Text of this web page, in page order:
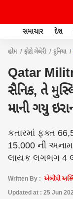
સમાચાર દેશ
હોમ ફોટો ગેલેરી દુનિયા
Qatar
સૈનિક, તે
માની ગયુ
કતારમાં ફક્ત
15,000 ની
લાયક લગભગ 4
Written By : એબીપી
Updated at : 25 Jun